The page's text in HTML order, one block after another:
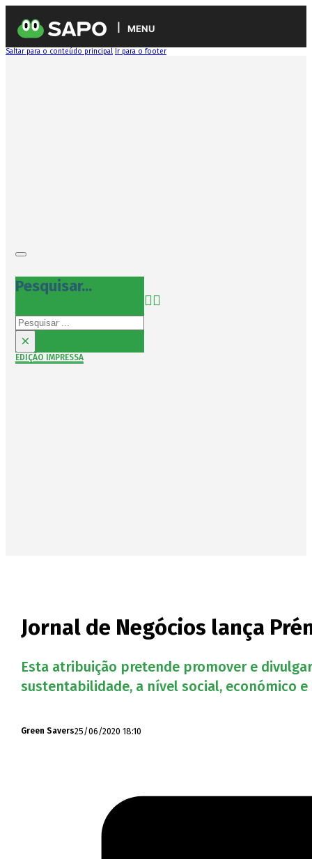
MENU
Saltar para o conteúdo principal Ir para o footer
Pesquisar...
Pesquisar
×
EDIÇÃO IMPRESSA
Jornal de Negócios lança
Esta atribuição pretende promover e
sustentabilidade, a nível social, económico
Green Savers25/06/2020 18:10